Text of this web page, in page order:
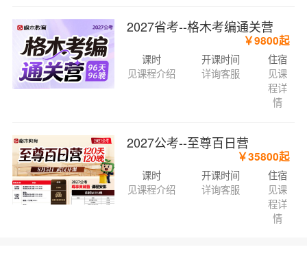
2027省考--格木考编通关营
￥9800起
课时
见课程介绍
开课时间
详询客服
住宿
见课
程详
情
2027公考--至尊百日营
￥35800起
课时
见课程介绍
开课时间
详询客服
住宿
见课
程详
情